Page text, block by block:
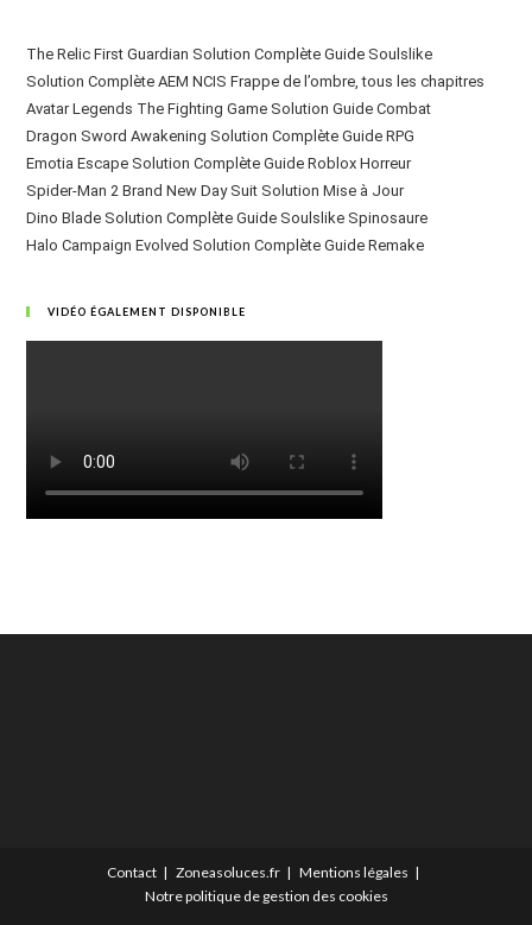
The Relic First Guardian Solution Complète Guide Soulslike
Solution Complète AEM NCIS Frappe de l’ombre, tous les chapitres
Avatar Legends The Fighting Game Solution Guide Combat
Dragon Sword Awakening Solution Complète Guide RPG
Emotia Escape Solution Complète Guide Roblox Horreur
Spider-Man 2 Brand New Day Suit Solution Mise à Jour
Dino Blade Solution Complète Guide Soulslike Spinosaure
Halo Campaign Evolved Solution Complète Guide Remake
VIDÉO ÉGALEMENT DISPONIBLE
Contact Zoneasoluces.fr
Mentions légales
Notre politique de gestion des cookies